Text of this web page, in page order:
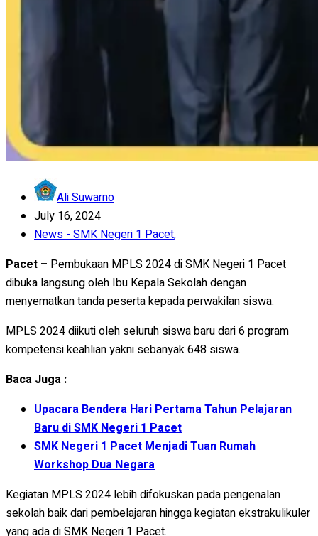
Ali Suwarno
July 16, 2024
News - SMK Negeri 1 Pacet,
Pacet – Pembukaan MPLS 2024 di SMK Negeri 1 Pacet
dibuka langsung oleh Ibu Kepala Sekolah dengan
menyematkan tanda peserta kepada perwakilan siswa.
MPLS 2024 diikuti oleh seluruh siswa baru dari 6 program
kompetensi keahlian yakni sebanyak 648 siswa.
Baca Juga :
Upacara Bendera Hari Pertama Tahun Pelajaran
Baru di SMK Negeri 1 Pacet
SMK Negeri 1 Pacet Menjadi Tuan Rumah
Workshop Dua Negara
Kegiatan MPLS 2024 lebih difokuskan pada pengenalan
sekolah baik dari pembelajaran hingga kegiatan ekstrakulikuler
yang ada di SMK Negeri 1 Pacet.